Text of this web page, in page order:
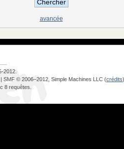
avancée
2012.
SMF © 2006–2012, Simple Machines LLC (crédits)
8 requêtes.